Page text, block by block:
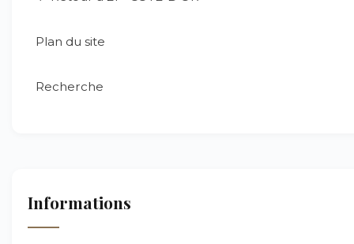
Plan du site
Recherche
Informations